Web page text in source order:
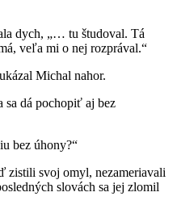
dych, „… tu študoval. Tá
veľa mi o nej rozprával.“
Michal nahor.
sa dá pochopiť aj bez
bez úhony?“
zistili svoj omyl, nezameriavali
slovách sa jej zlomil